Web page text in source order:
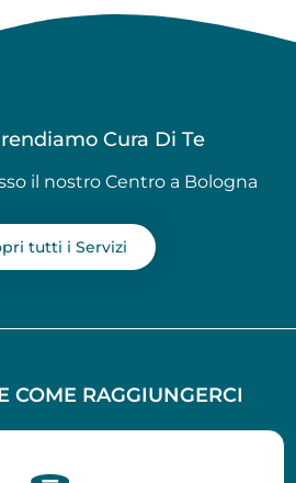
Cura Di Te
il nostro Centro a Bologna
tutti i Servizi
COME RAGGIUNGERCI